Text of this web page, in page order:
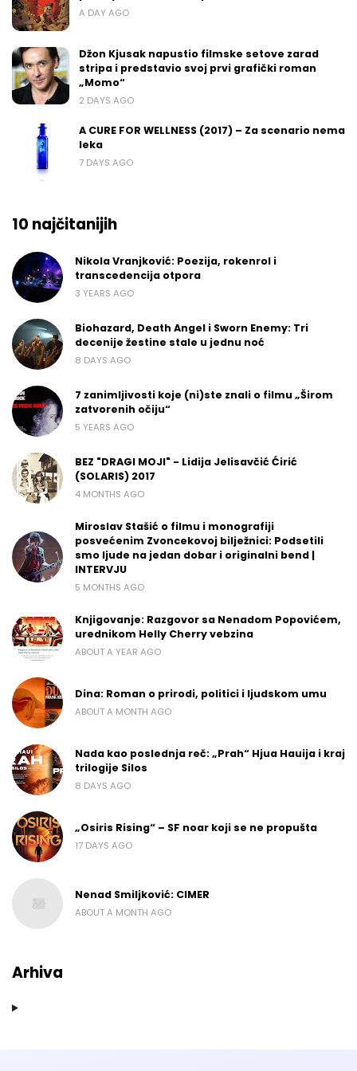
A DAY AGO
Džon Kjusak napustio filmske setove zarad
stripa i predstavio svoj prvi grafički roman
„Momo“
2 DAYS AGO
A CURE FOR WELLNESS (2017) – Za scenario nema
leka
7 DAYS AGO
10 najčitanijih
Nikola Vranjković: Poezija, rokenrol i
transcedencija otpora
3 YEARS AGO
Biohazard, Death Angel i Sworn Enemy: Tri
decenije žestine stale u jednu noć
8 DAYS AGO
7 zanimljivosti koje (ni)ste znali o filmu „Širom
zatvorenih očiju“
5 YEARS AGO
BEZ "DRAGI MOJI" - Lidija Jelisavčić Ćirić
(SOLARIS) 2017
4 MONTHS AGO
Miroslav Stašić o filmu i monografiji
posvećenim Zvoncekovoj bilježnici: Podsetili
smo ljude na jedan dobar i originalni bend |
INTERVJU
5 MONTHS AGO
Knjigovanje: Razgovor sa Nenadom Popovićem,
urednikom Helly Cherry vebzina
ABOUT A YEAR AGO
Dina: Roman o prirodi, politici i ljudskom umu
ABOUT A MONTH AGO
Nada kao poslednja reč: „Prah“ Hjua Hauija i kraj
trilogije Silos
8 DAYS AGO
„Osiris Rising“ – SF noar koji se ne propušta
17 DAYS AGO
Nenad Smiljković: CIMER
ABOUT A MONTH AGO
Arhiva